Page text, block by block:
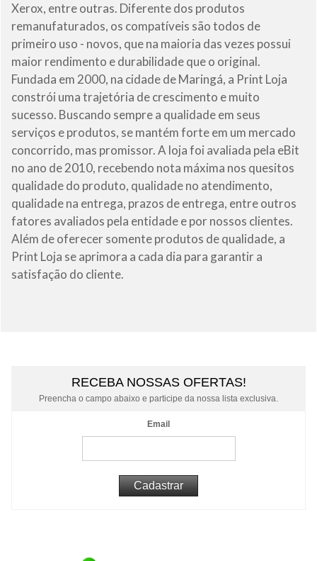
Xerox, entre outras. Diferente dos produtos
remanufaturados, os compatíveis são todos de
primeiro uso - novos, que na maioria das vezes possui
maior rendimento e durabilidade que o original.
Fundada em 2000, na cidade de Maringá, a Print Loja
constrói uma trajetória de crescimento e muito
sucesso. Buscando sempre a qualidade em seus
serviços e produtos, se mantém forte em um mercado
concorrido, mas promissor. A loja foi avaliada pela eBit
no ano de 2010, recebendo nota máxima nos quesitos
qualidade do produto, qualidade no atendimento,
qualidade na entrega, prazos de entrega, entre outros
fatores avaliados pela entidade e por nossos clientes.
Além de oferecer somente produtos de qualidade, a
Print Loja se aprimora a cada dia para garantir a
satisfação do cliente.
RECEBA NOSSAS OFERTAS!
Preencha o campo abaixo e participe da nossa lista exclusiva.
Email